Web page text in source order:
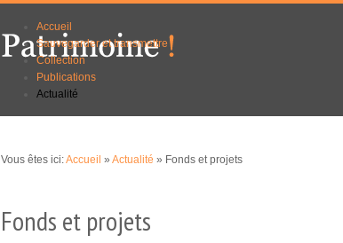
Accueil
Sauvegarder et transmettre
Collection
Publications
Actualité
Vous êtes ici:Accueil » Actualité » Fonds et projets
Fonds et projets